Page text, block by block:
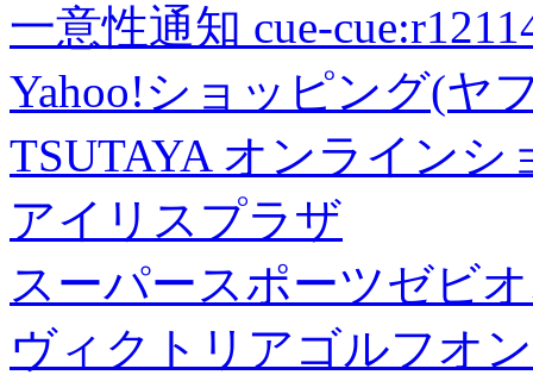
一意性通知 cue-
Yahoo!ショッピング(ヤ
TSUTAYA オンラインシ
アイリスプラザ
スーパースポーツゼビ
ヴィクトリアゴルフオ